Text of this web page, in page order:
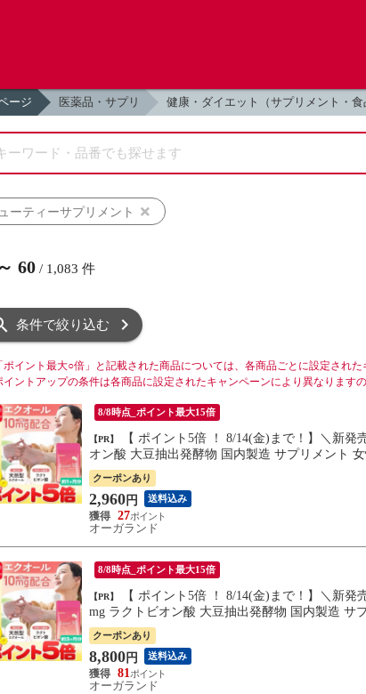
ージ 医薬品・サプリ 健康・ダイエット（サプリメント・食
ーティーサプリメント
～ 60 / 1,083 件
条件で絞り込む
「ポイント最大○倍」と記載された商品については、各商品ごとに設定され
イントアップの条件は各商品に設定されたキャンペーンにより異なります
8/8時点_ポイント最大15倍
【PR】
オン酸 大豆抽出発酵物 国内製造 サプリメント
クーポンあり
2,960 円 送料込み
27
オーガランド
8/8時点_ポイント最大15倍
【PR】
mg ラクトビオン酸 大豆抽出発酵物 国内製造 サ
クーポンあり
8,800 円 送料込み
81
オーガランド